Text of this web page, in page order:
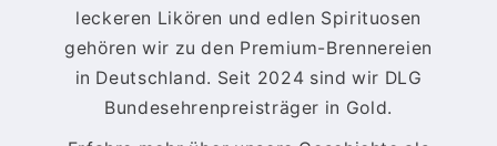
leckeren Likören und edlen Spirituosen
gehören wir zu den Premium-Brennereien
in Deutschland. Seit 2024 sind wir DLG
Bundesehrenpreisträger in Gold.